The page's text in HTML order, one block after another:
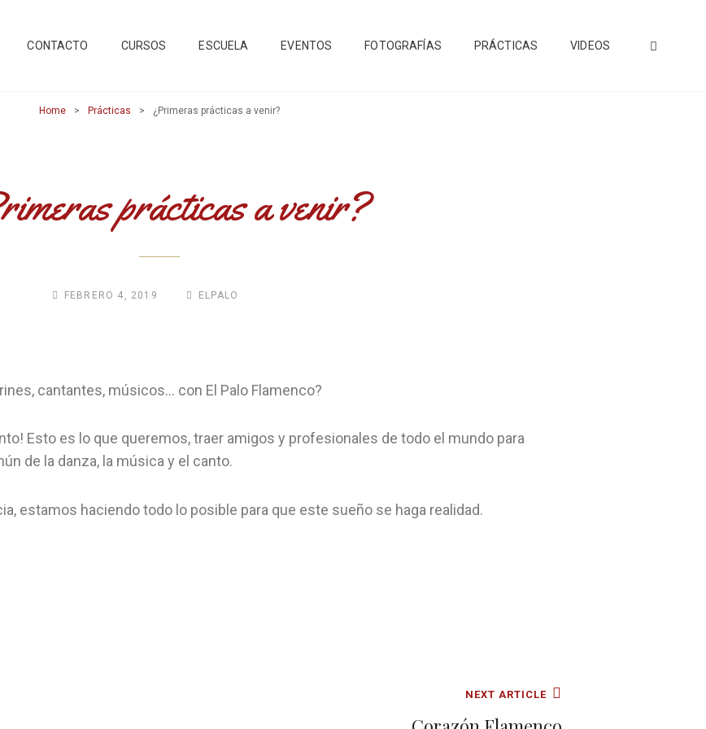
CONTACTO CURSOS ESCUELA EVENTOS FOTOGRAFÍAS PRÁCTICAS VIDEOS
Home > Prácticas > ¿Primeras prácticas a venir?
prácticas a venir?
FEBRERO 4, 2019 ELPALO
cantantes, músicos… con El Palo Flamenco?
Esto es lo que queremos, traer amigos y profesionales de todo el mundo para
de la danza, la música y el canto.
estamos haciendo todo lo posible para que este sueño se haga realidad.
NEXT ARTICLE